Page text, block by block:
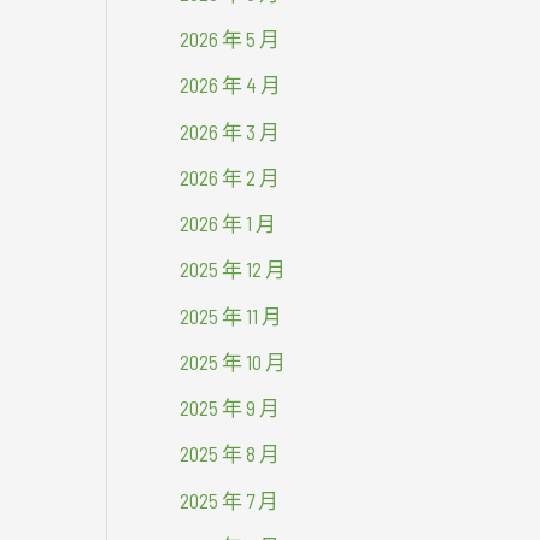
2026 年 5 月
2026 年 4 月
2026 年 3 月
2026 年 2 月
2026 年 1 月
2025 年 12 月
2025 年 11 月
2025 年 10 月
2025 年 9 月
2025 年 8 月
2025 年 7 月